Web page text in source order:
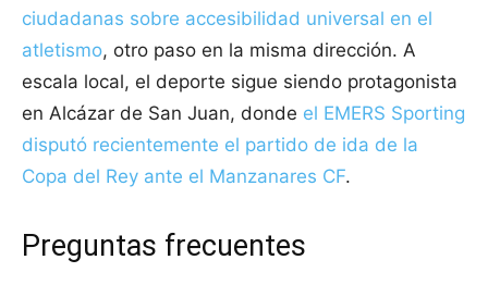
ciudadanas sobre accesibilidad universal en el
atletismo, otro paso en la misma dirección. A
escala local, el deporte sigue siendo protagonista
en Alcázar de San Juan, donde el EMERS Sporting
disputó recientemente el partido de ida de la
Copa del Rey ante el Manzanares CF.
Preguntas frecuentes